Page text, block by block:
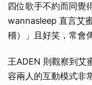
四位歌手不約而同覺
wannasleep 直言艾
稽）」且好笑，常會
王ADEN 則觀察到艾
容兩人的互動模式非